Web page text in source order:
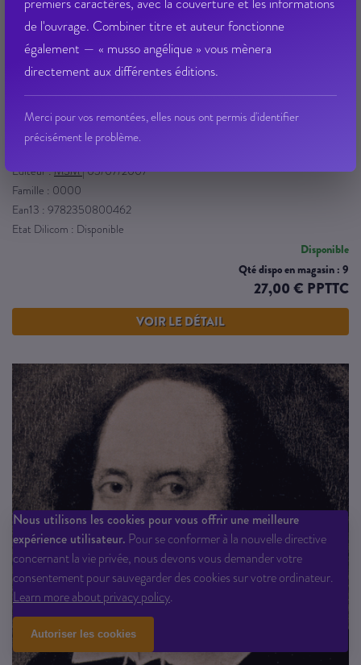
de l'ouvrage. Combiner titre et auteur fonctionne
également — « musso angélique » vous mènera
directement aux différentes éditions.
Merci pour vos remontées, elles nous ont permis d'identifier
précisément le problème.
Nous utilisons les cookies pour vous offrir une meilleure
expérience utilisateur. Pour se conformer à la nouvelle directive
concernant la vie privée, nous devons vous demander votre
consentement pour sauvegarder des cookies sur votre ordinateur.
Learn more about privacy policy.
Autoriser les cookies
the roads to santiago de compostela (in situ)
Éditeur :MSM|03/07/2007
Famille : 0000
Ean13 : 9782350800462
Etat Dilicom : Disponible
Disponible
Qté dispo en magasin : 9
27,00 € PPTTC
VOIR LE DÉTAIL